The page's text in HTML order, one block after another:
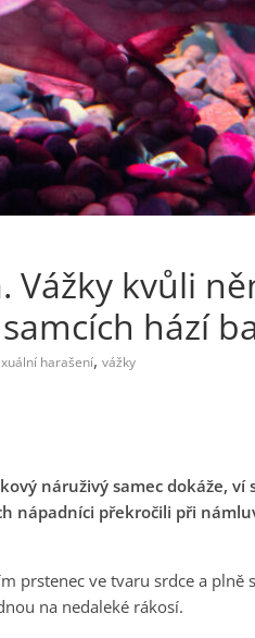
Vážky kvůli
hází
harašení, vážky
náruživý samec dokáže, ví
nápadníci překročili při
prstenec ve tvaru srdce a plně
na nedaleké rákosí.